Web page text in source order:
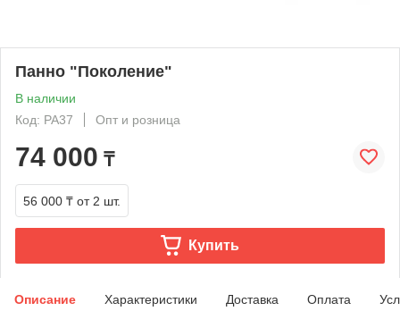
Панно "Поколение"
В наличии
Код: РА37
Опт и розница
74 000 ₸
56 000 ₸ от 2 шт.
Купить
Описание Характеристики Доставка Оплата